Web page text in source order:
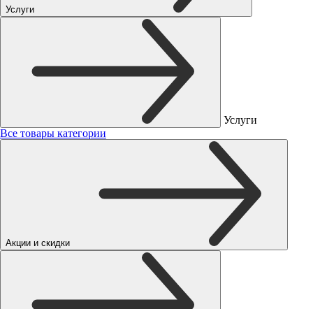
Услуги
Услуги
Все товары категории
Акции и скидки